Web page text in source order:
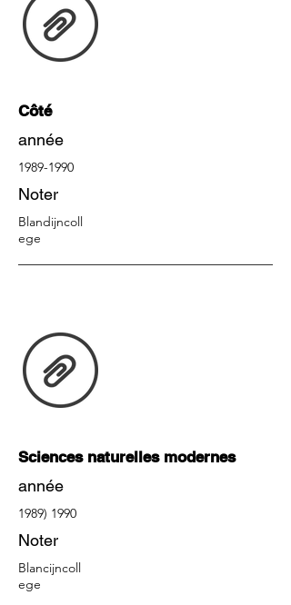
Côté
année
1989-1990
Noter
Blandijncoll
ege
Sciences naturelles modernes
année
1989) 1990
Noter
Blancijncoll
ege